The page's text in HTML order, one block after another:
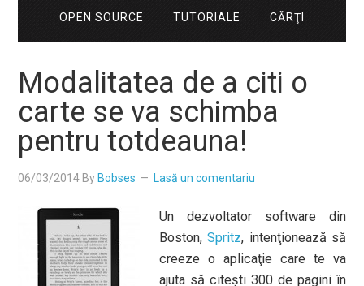
OPEN SOURCE TUTORIALE CĂRŢI
Modalitatea de a citi o
carte se va schimba
pentru totdeauna!
06/03/2014 By Bobses Lasă un comentariu
Un dezvoltator software din
Boston,Spritz, intenţionează să
creeze o aplicaţie care te va
ajuta să citeşti 300 de pagini în